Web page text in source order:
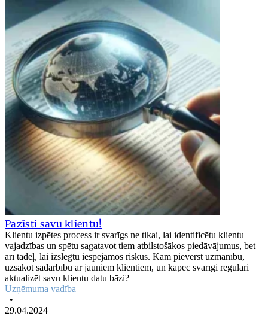
Pazīsti savu klientu!
Klientu izpētes process ir svarīgs ne tikai, lai identificētu klientu
vajadzības un spētu sagatavot tiem atbilstošākos piedāvājumus, bet
arī tādēļ, lai izslēgtu iespējamos riskus. Kam pievērst uzmanību,
uzsākot sadarbību ar jauniem klientiem, un kāpēc svarīgi regulāri
aktualizēt savu klientu datu bāzi?
Uzņēmuma vadība
•
29.04.2024